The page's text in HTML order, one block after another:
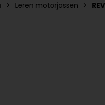
Leren motorjassen